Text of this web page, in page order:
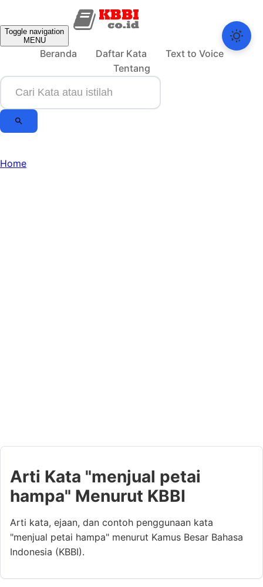
Toggle navigation
MENU
Beranda Daftar Kata
Text to Voice
Tentang
Home
Arti Kata "menjual petai
hampa" Menurut KBBI
Arti kata, ejaan, dan contoh penggunaan kata
"menjual petai hampa" menurut Kamus Besar Bahasa
Indonesia (KBBI).